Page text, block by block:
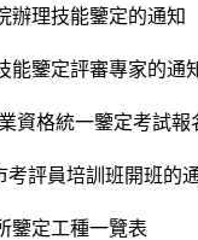
辦理技能鑒定的通知
能鑒定評審專家的通
資格統一鑒定考試報
考評員培訓班開班的
鑒定工種一覽表